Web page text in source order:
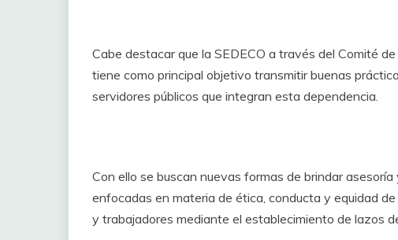
Cabe destacar que la SEDECO a través del Comité
tiene como principal objetivo transmitir buenas
servidores públicos que integran esta dependencia.
Con ello se buscan nuevas formas de brindar
enfocadas en materia de ética, conducta y equidad
y trabajadores mediante el establecimiento de lazos